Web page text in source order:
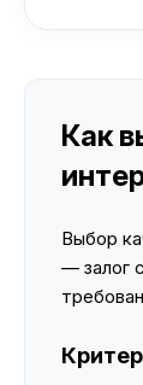
Как
Выбор
— залог